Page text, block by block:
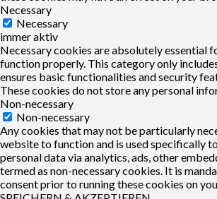
Necessary
Necessary
immer aktiv
Necessary cookies are absolutely essential
function properly. This category only
ensures basic functionalities and security
These cookies do not store any personal
Non-necessary
Non-necessary
Any cookies that may not be particularly
website to function and is used specifically
personal data via analytics, ads, other
termed as non-necessary cookies. It is
consent prior to running these cookies on